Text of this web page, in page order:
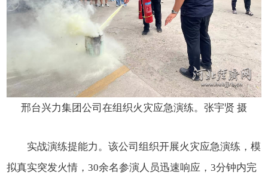
邢台兴力集团公司在组织火灾应急演练。张宇贤 摄
实战演练提能力。该公司组织开展火灾应急演练，模
拟真实突发火情，30余名参演人员迅速响应，3分钟内完